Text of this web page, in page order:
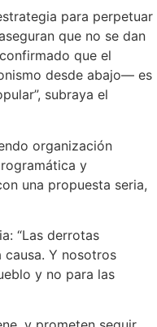
para perpetuar
que no se dan
que el
desde abajo— es
subraya el
organización
y
una propuesta seria,
“Las derrotas
causa. Y nosotros
y no para las